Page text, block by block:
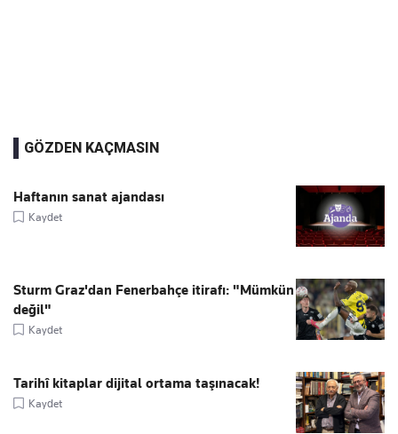
GÖZDEN KAÇMASIN
Haftanın sanat ajandası
Kaydet
Sturm Graz'dan Fenerbahçe itirafı: "Mümkün
değil"
Kaydet
Tarihî kitaplar dijital ortama taşınacak!
Kaydet